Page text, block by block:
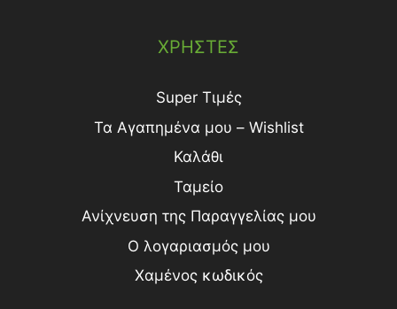
ΧΡΗΣΤΕΣ
Super Τιμές
Τα Αγαπημένα μου – Wishlist
Καλάθι
Ταμείο
Ανίχνευση της Παραγγελίας μου
Ο λογαριασμός μου
Χαμένος κωδικός